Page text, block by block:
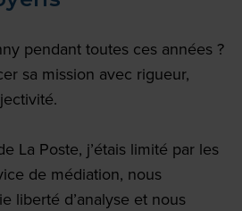
pendant toutes ces années ?
sa mission avec rigueur,
La Poste, j’étais limité par les
de médiation, nous
liberté d’analyse et nous